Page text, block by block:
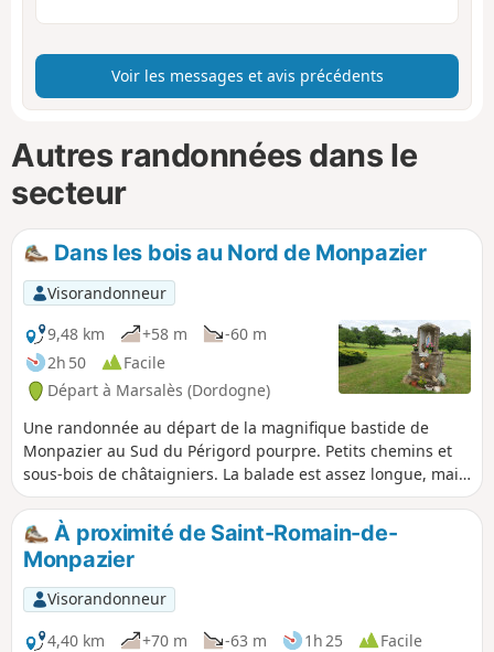
Voir les messages et avis précédents
Autres randonnées dans le
secteur
Dans les bois au Nord de Monpazier
Visorandonneur
9,48 km
+58 m
-60 m
2h 50
Facile
Départ à Marsalès (Dordogne)
Une randonnée au départ de la magnifique bastide de
Monpazier au Sud du Périgord pourpre. Petits chemins et
sous-bois de châtaigniers. La balade est assez longue, mais
le dénivelé est faible. De quoi passer une très bonne après-
midi (ou matinée).
À proximité de Saint-Romain-de-
Monpazier
Visorandonneur
4,40 km
+70 m -63 m 1h 25
Facile